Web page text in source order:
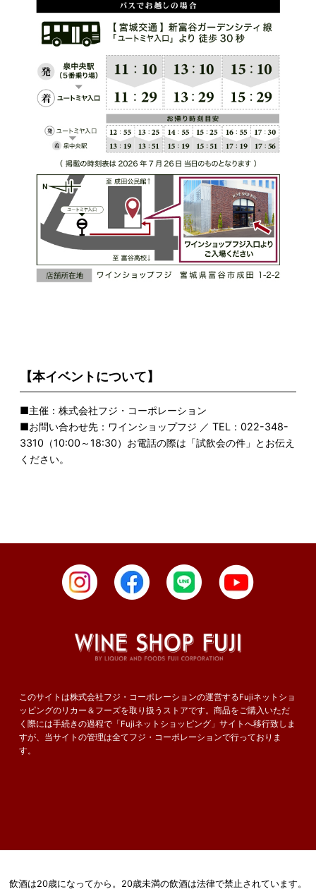
【本イベントについて】
■主催：株式会社フジ・コーポレーション
■お問い合わせ先：ワインショップフジ ／ TEL：022-348-
3310（10:00～18:30）お電話の際は「試飲会の件」とお伝え
ください。
このサイトは株式会社フジ・コーポレーションの運営するFujiネットショ
ッピングのリカー＆フーズを取り扱うストアです。商品をご購入いただ
く際には手続きの過程で「Fujiネットショッピング」サイトへ移行致しま
すが、当サイトの管理は全てフジ・コーポレーションで行っておりま
す。
飲酒は20歳になってから。 20歳未満の飲酒は法律で禁止されています。